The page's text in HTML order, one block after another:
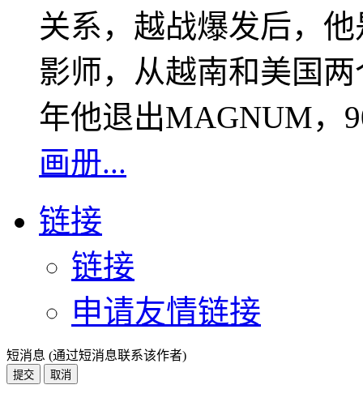
关系，越战爆发后，
影师，从越南和美国
年他退出MAGNUM，
画册...
链接
链接
申请友情链接
短消息 (通过短消息联系该作者)